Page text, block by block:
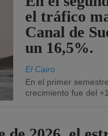
el tráfico
Canal de
un 16,5%.
El Cairo
En el primer
crecimiento fue del